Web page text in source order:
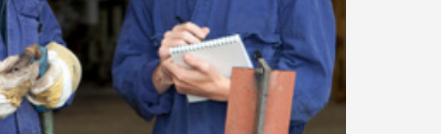
auf dich neugierig machst.
deinem Schülerpraktikum und die
Polizei-Ausbildung schon heute in
virtueller Realität!